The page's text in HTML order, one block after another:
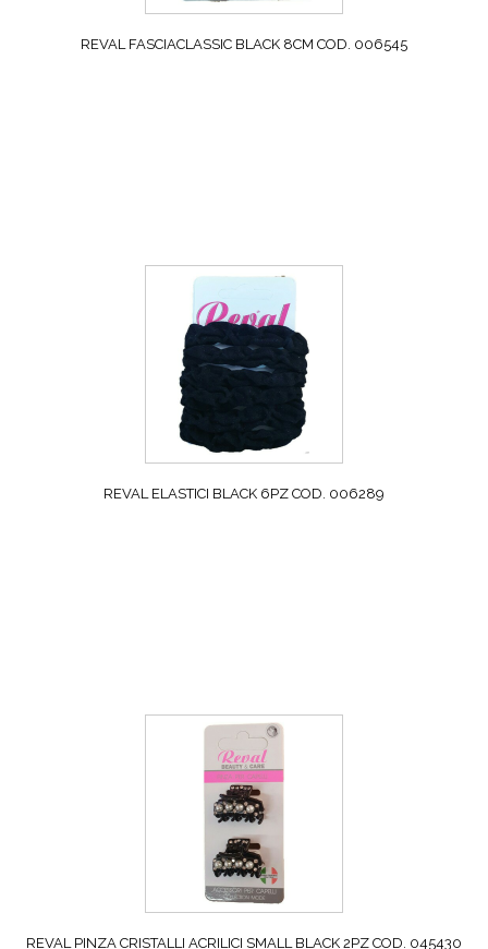
REVAL FASCIACLASSIC BLACK 8CM COD. 006545
REVAL ELASTICI BLACK 6PZ COD. 006289
REVAL PINZA CRISTALLI ACRILICI SMALL BLACK 2PZ COD. 045430